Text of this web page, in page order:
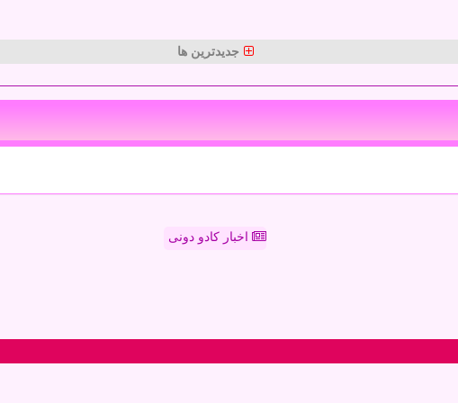
جدیدترین ها
اخبار کادو دونی